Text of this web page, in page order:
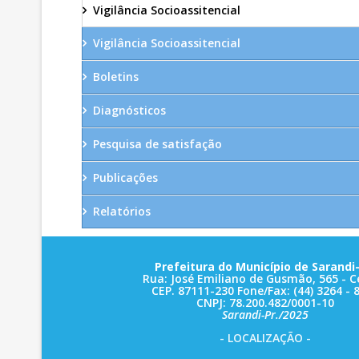
Vigilância Socioassitencial
Vigilância Socioassitencial
Boletins
Diagnósticos
Pesquisa de satisfação
Publicações
Relatórios
Prefeitura do Município de
Rua: José Emiliano de Gusmão, 565 -
CEP. 87111-230 Fone/Fax: (44) 3264 -
CNPJ: 78.200.482/0001-10
Sarandi-Pr./2025
- LOCALIZAÇÃO -